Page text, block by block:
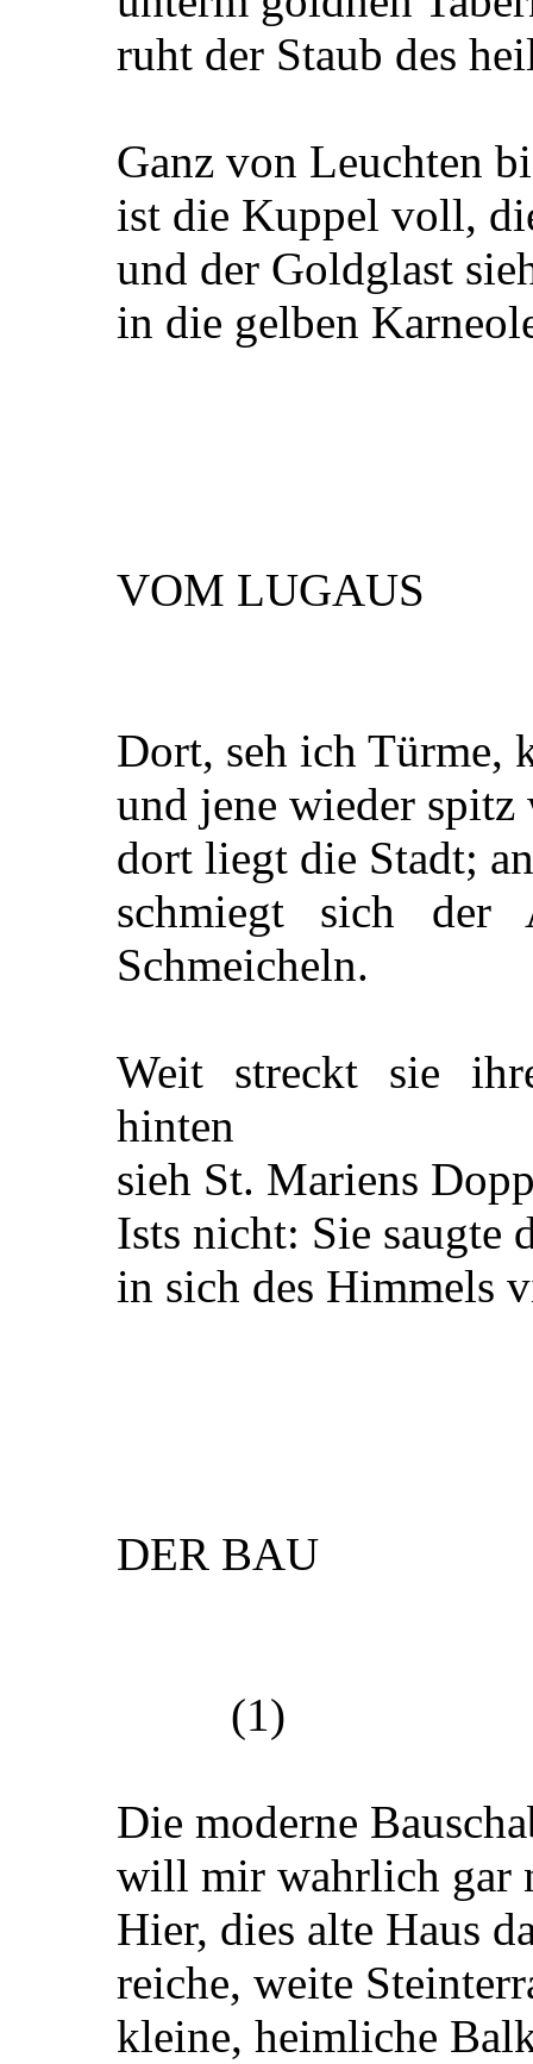
ruht der Staub des
Ganz von Leuchten
ist die Kuppel voll,
und der Goldglast
in die gelben
VOM LUGAUS
Dort, seh ich Türme,
und jene wieder
dort liegt die Stadt;
schmiegt sich der
Schmeicheln.
Weit streckt sie
hinten
sieh St. Mariens
Ists nicht: Sie saugte
in sich des Himmels
DER BAU
(1)
Die moderne
will mir wahrlich gar
Hier, dies alte Haus
reiche, weite
kleine, heimliche